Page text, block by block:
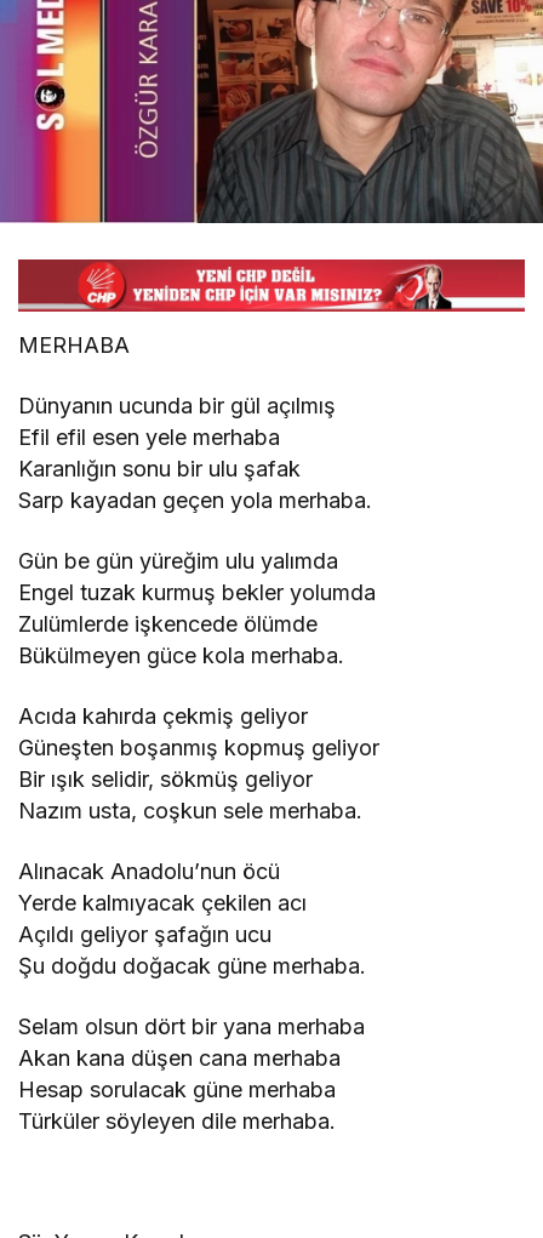
Özgür KARAKAYA
"Şiirlerden Bestelere Yolculık"
Burhanettin YILMAZ
"CHP’de Transfer Krizi: Özgür Özel’in
Aday Gösterdiği İsimler AK Parti
Yolunda mı?"
Mustafa Torun
MERHABA
Dünyanın ucunda bir gül açılmış
Efil efil esen yele merhaba
Karanlığın sonu bir ulu şafak
Sarp kayadan geçen yola merhaba.
Gün be gün yüreğim ulu yalımda
Engel tuzak kurmuş bekler yolumda
Zulümlerde işkencede ölümde
Bükülmeyen güce kola merhaba.
Acıda kahırda çekmiş geliyor
Güneşten boşanmış kopmuş geliyor
Bir ışık selidir, sökmüş geliyor
Nazım usta, coşkun sele merhaba.
Alınacak Anadolu’nun öcü
Yerde kalmıyacak çekilen acı
Açıldı geliyor şafağın ucu
Şu doğdu doğacak güne merhaba.
Selam olsun dört bir yana merhaba
Akan kana düşen cana merhaba
Hesap sorulacak güne merhaba
Türküler söyleyen dile merhaba.